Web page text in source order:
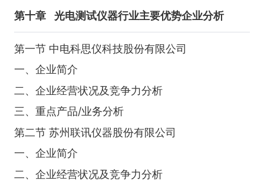
第十章 光电测试仪器行业主要优势企业分析
第一节 中电科思仪科技股份有限公司
一、企业简介
二、企业经营状况及竞争力分析
三、重点产品/业务分析
第二节 苏州联讯仪器股份有限公司
一、企业简介
二、企业经营状况及竞争力分析